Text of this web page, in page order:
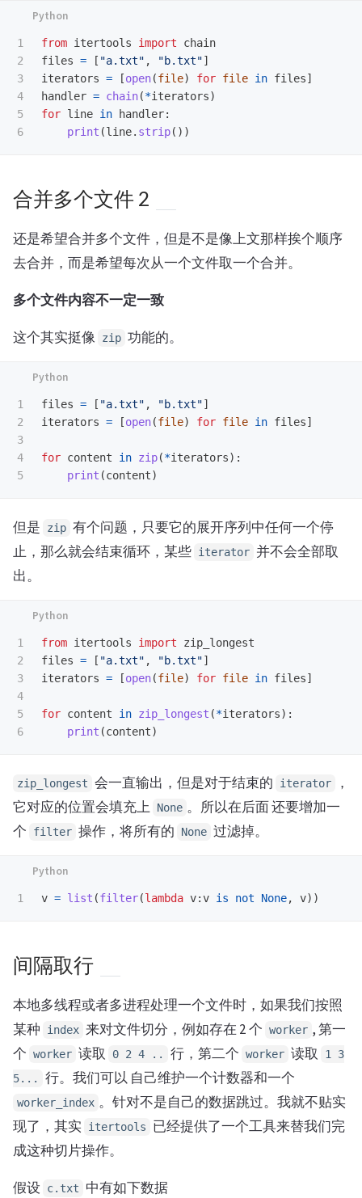
1
2
3
4
5
from itertools import
chain
files = [ "a.txt" , "b.txt"]
iterators = [open(file) for file in files]
handler = chain(*iterators)
for line in handler:
print (line. strip())
合并多个文件 2
还是希望合并多个文件，但是不是像上文那样挨个顺序
去合并，而是希望每次从一个文件取一个合并。
多个文件内容不一定一致
这个其实挺像 zip 功能的。
1
2
3
4
files = [ "a.txt" , "b.txt"]
iterators = [open(file) for file in files]
for content in zip(*iterators):
print (content)
但是 zip 有个问题，只要它的展开序列中任何一个停
止，那么就会结束循环，某些 iterator 并不会全部取
出。
1
2
3
4
5
from itertools import
zip_longest
files = [ "a.txt" , "b.txt"]
iterators = [open(file) for file in files]
for content in zip_longest (*iterators):
print (content)
zip_longest 会一直输出，但是对于结束的 iterator
，
它对应的位置会填充上 None 。所以在后面 还要增加一
个
filter 操作，将所有的 None 过滤掉。
v = list (filter(lambda v:v is not None, v))
间隔取行
本地多线程或者多进程处理一个文件时，如果我们按照
某种
index 来对文件切分，例如存在 2 个 worker , 第一
个 worker 读取 0 2 4 .. 行，第二个 worker 读取
1 3
5...
行。我们可以 自己维护一个计数器和一个
worker_index 。针对不是自己的数据跳过。我就不贴实
现了，其实 itertools
已经提供了一个工具来替我们完
成这种切片操作。
假设 c.txt 中有如下数据